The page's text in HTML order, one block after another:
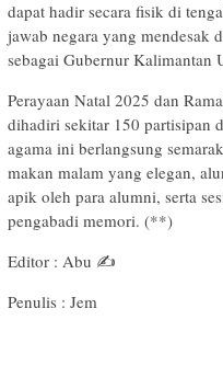
dapat hadir secara fisik di
jawab negara yang mendesak
sebagai Gubernur Kalimantan
Perayaan Natal 2025 dan
dihadiri sekitar 150 partisipan
agama ini berlangsung
makan malam yang elegan,
apik oleh para alumni, serta
pengabadi memori. (**)
Editor : Abu ✍️
Penulis : Jem